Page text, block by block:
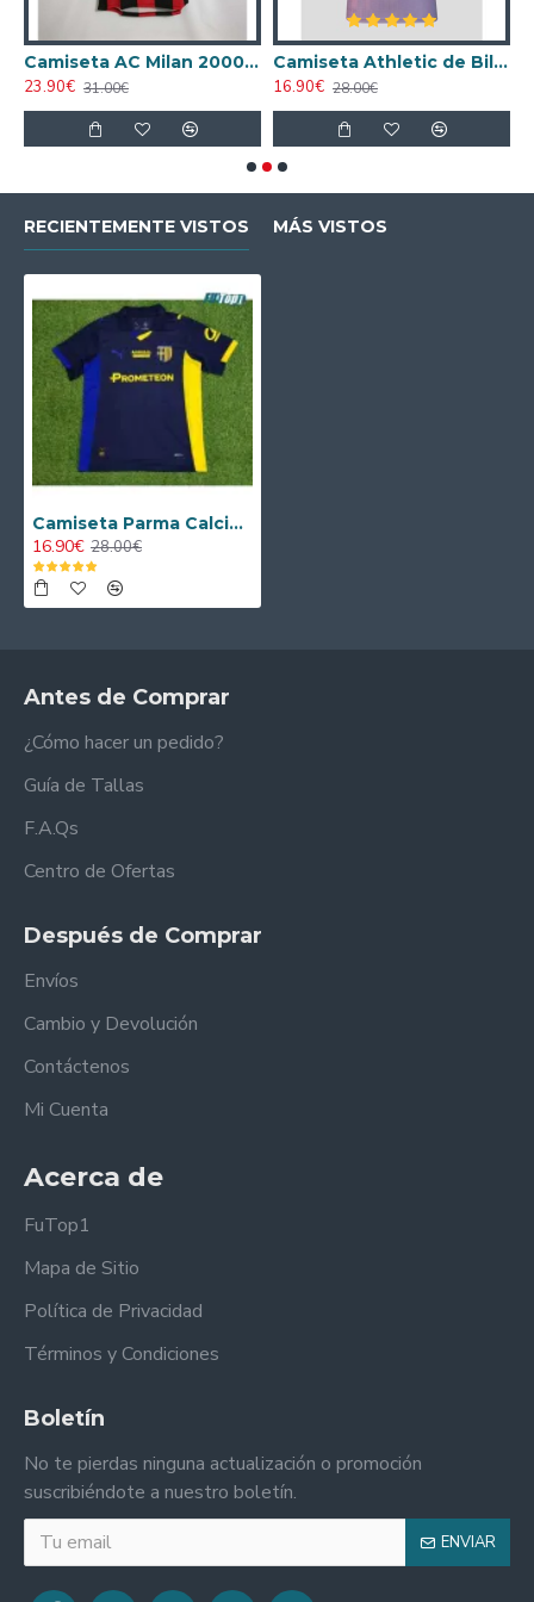
Camiseta AC Milan 2000/2001 Local Retro
23.90€ 31.00€
Camiseta Athletic de Bilbao 2024/2025 Alternativo
16.90€ 28.00€
RECIENTEMENTE VISTOS MÁS VISTOS
Camiseta Parma Calcio 4th 2025/2026
16.90€ 28.00€
Antes de Comprar
¿Cómo hacer un pedido?
Guía de Tallas
F.A.Qs
Centro de Ofertas
Después de Comprar
Envíos
Cambio y Devolución
Contáctenos
Mi Cuenta
Acerca de
FuTop1
Mapa de Sitio
Política de Privacidad
Términos y Condiciones
Boletín
No te pierdas ninguna actualización o promoción
suscribiéndote a nuestro boletín.
ENVIAR